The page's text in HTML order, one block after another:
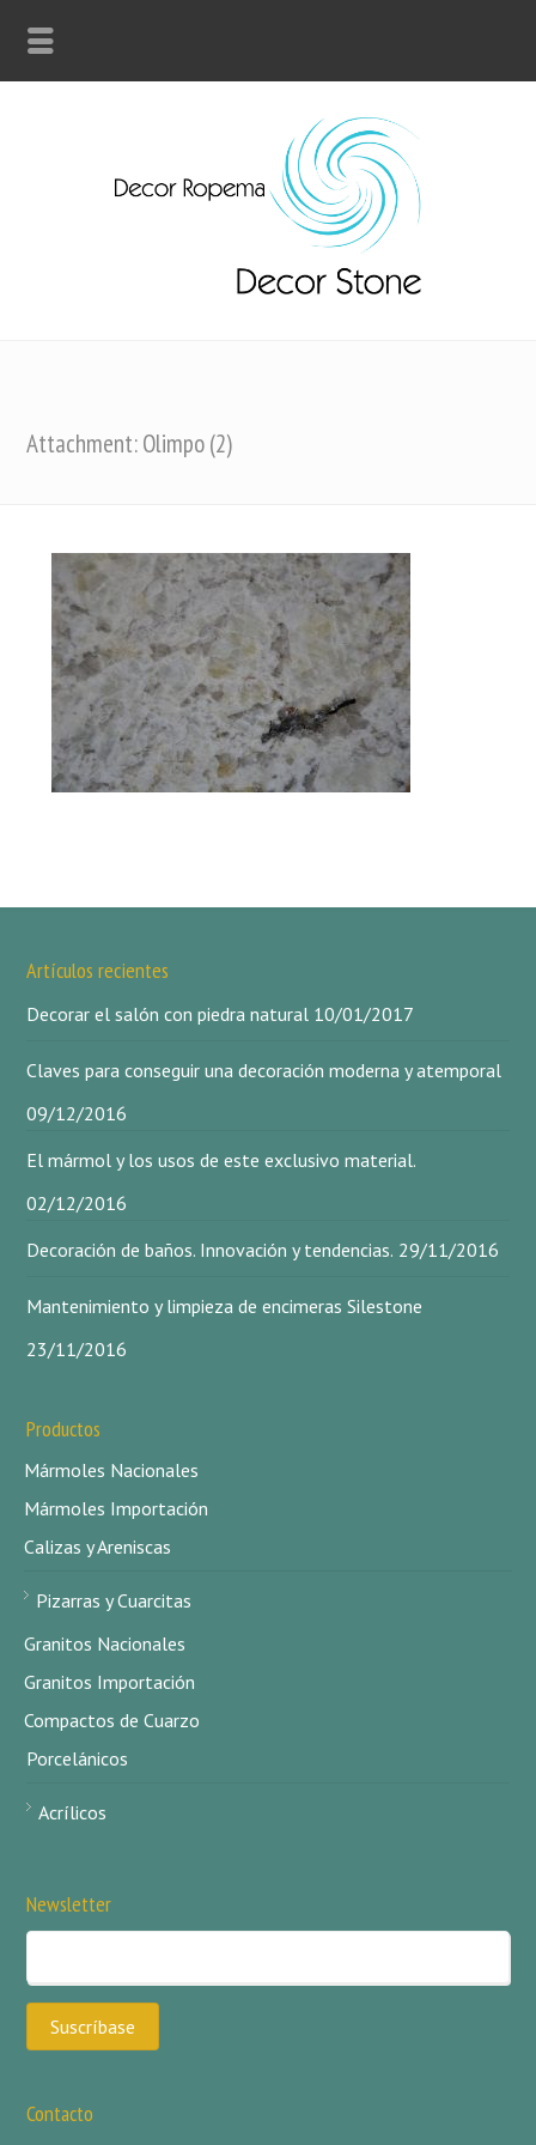
Attachment: Olimpo (2)
Artículos recientes
Decorar el salón con piedra natural 10/01/2017
Claves para conseguir una decoración moderna y atemporal
09/12/2016
El mármol y los usos de este exclusivo material.
02/12/2016
Decoración de baños. Innovación y tendencias. 29/11/2016
Mantenimiento y limpieza de encimeras Silestone
23/11/2016
Productos
Mármoles Nacionales
Mármoles Importación
Calizas y Areniscas
Pizarras y Cuarcitas
Granitos Nacionales
Granitos Importación
Compactos de Cuarzo
Porcelánicos
Acrílicos
Newsletter
Contacto